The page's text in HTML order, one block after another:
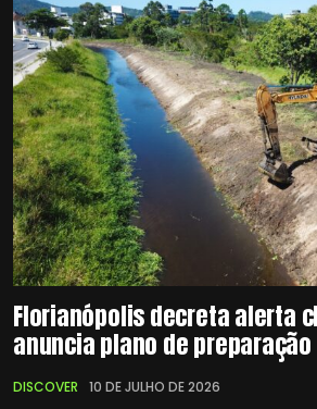
Florianópolis decreta alerta
anuncia plano de preparação
DISCOVER 10 DE JULHO DE 2026